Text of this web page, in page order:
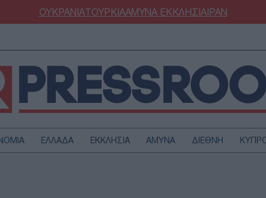
ΟΥΚΡΑΝΙΑΤΟΥΡΚΙΑΑΜΥΝΑΕΚΚΛΗΣΙΑΙΡΑΝ
ΕΛΛΑΔΑ ΕΚΚΛΗΣΙΑ ΑΜΥΝΑ ΔΙΕΘΝΗ